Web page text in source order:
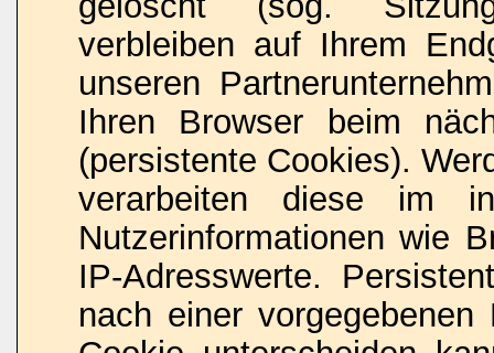
verbleiben auf Ihrem
unseren
Ihren Browser beim
(persistente Cookies).
verarbeiten diese im
Nutzerinformationen wie
IP-Adresswerte.
nach einer